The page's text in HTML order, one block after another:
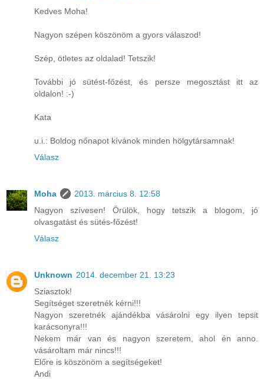
Kedves Moha!
Nagyon szépen köszönöm a gyors válaszod!
Szép, ötletes az oldalad! Tetszik!
További jó sütést-főzést, és persze megosztást itt az
oldalon! :-)
Kata
u.i.: Boldog nőnapot kívánok minden hölgytársamnak!
Válasz
Moha
2013. március 8. 12:58
Nagyon szívesen! Örülök, hogy tetszik a blogom, jó
olvasgatást és sütés-főzést!
Válasz
Unknown 2014. december 21. 13:23
Sziasztok!
Segítséget szeretnék kérni!!!
Nagyon szeretnék ajándékba vásárolni egy ilyen tepsit
karácsonyra!!!
Nekem már van és nagyon szeretem, ahol én anno.
vásároltam már nincs!!!
Előre is köszönöm a segítségeket!
Andi